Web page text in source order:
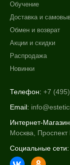
Обучение
Доставка и
Обмен и возврат
Акции и скидки
Распродажа
Новинки
Телефон: +7
Email:
Интернет-
Москва, Проспект
Социальные сети: